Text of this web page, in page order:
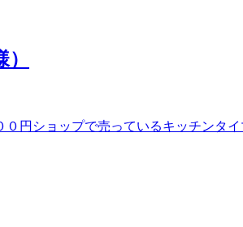
円ショップで売っているキッチンタ